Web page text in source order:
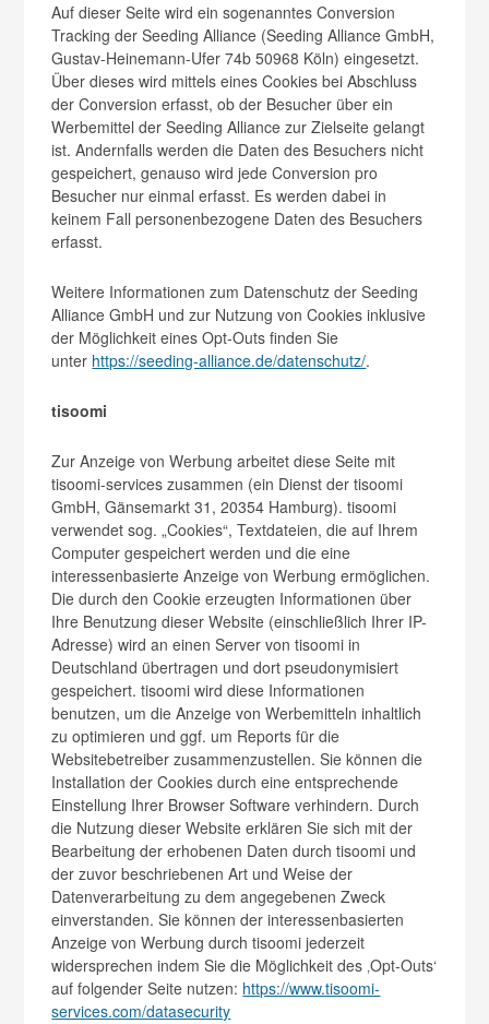
Auf dieser Seite wird ein sogenanntes Conversion
Tracking der Seeding Alliance (Seeding Alliance GmbH,
Gustav-Heinemann-Ufer 74b 50968 Köln) eingesetzt.
Über dieses wird mittels eines Cookies bei Abschluss
der Conversion erfasst, ob der Besucher über ein
Werbemittel der Seeding Alliance zur Zielseite gelangt
ist. Andernfalls werden die Daten des Besuchers nicht
gespeichert, genauso wird jede Conversion pro
Besucher nur einmal erfasst. Es werden dabei in
keinem Fall personenbezogene Daten des Besuchers
erfasst.
Weitere Informationen zum Datenschutz der Seeding
Alliance GmbH und zur Nutzung von Cookies inklusive
der Möglichkeit eines Opt-Outs finden Sie
unter https://seeding-alliance.de/datenschutz/.
tisoomi
Zur Anzeige von Werbung arbeitet diese Seite mit
tisoomi-services zusammen (ein Dienst der tisoomi
GmbH, Gänsemarkt 31, 20354 Hamburg). tisoomi
verwendet sog. „Cookies“, Textdateien, die auf Ihrem
Computer gespeichert werden und die eine
interessenbasierte Anzeige von Werbung ermöglichen.
Die durch den Cookie erzeugten Informationen über
Ihre Benutzung dieser Website (einschließlich Ihrer IP-
Adresse) wird an einen Server von tisoomi in
Deutschland übertragen und dort pseudonymisiert
gespeichert. tisoomi wird diese Informationen
benutzen, um die Anzeige von Werbemitteln inhaltlich
zu optimieren und ggf. um Reports für die
Websitebetreiber zusammenzustellen. Sie können die
Installation der Cookies durch eine entsprechende
Einstellung Ihrer Browser Software verhindern. Durch
die Nutzung dieser Website erklären Sie sich mit der
Bearbeitung der erhobenen Daten durch tisoomi und
der zuvor beschriebenen Art und Weise der
Datenverarbeitung zu dem angegebenen Zweck
einverstanden. Sie können der interessenbasierten
Anzeige von Werbung durch tisoomi jederzeit
widersprechen indem Sie die Möglichkeit des ‚Opt-Outs‘
auf folgender Seite nutzen: https://www.tisoomi-
services.com/datasecurity